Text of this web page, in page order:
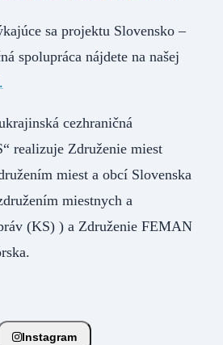
sa projektu Slovensko –
spolupráca nájdete na našej
cezhraničná
realizuje Združenie miest
miest a obcí Slovenska
miestnych a
(KS) ) a Združenie FEMAN
Instagram